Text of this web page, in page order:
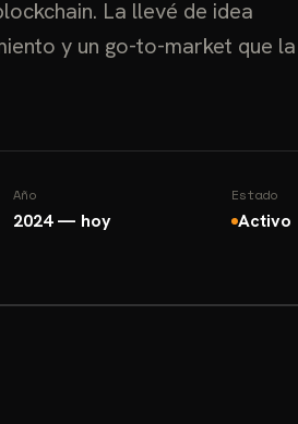
La llevé de idea
y un go-to-market que la
Año
2024 — hoy
Estado
Activo